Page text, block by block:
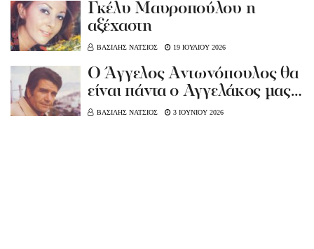
Γκέλυ Μαυροπούλου η
αξέχαστη
ΒΑΣΙΛΗΣ ΝΑΤΣΙΟΣ 19 ΙΟΥΛΙΟΥ 2026
Ο Άγγελος Αντωνόπουλος θα
είναι πάντα ο Αγγελάκος μας…
ΒΑΣΙΛΗΣ ΝΑΤΣΙΟΣ 3 ΙΟΥΝΙΟΥ 2026